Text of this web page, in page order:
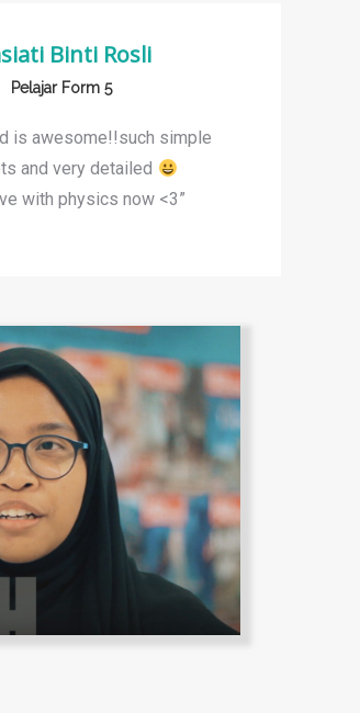
Binti Rosli
Pelajar Form 5
is awesome!!such simple
and very detailed
with physics now <3”